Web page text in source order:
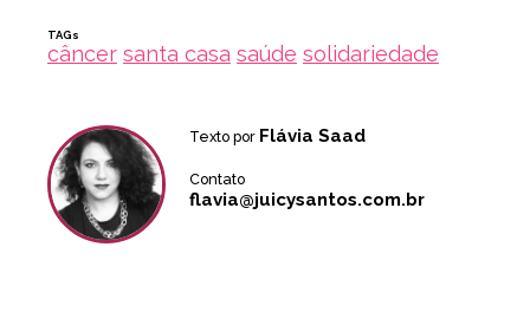
TAGs
câncer santa casa saúde solidariedade
Texto por Flávia Saad
Contato
flavia@juicysantos.com.br